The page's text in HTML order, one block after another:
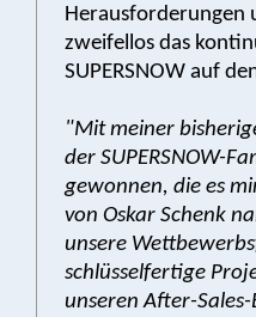
Herausforderungen
zweifellos das
SUPERSNOW auf
"Mit meiner
der SUPERSNOW-
gewonnen, die es
von Oskar Schenk
unsere
schlüsselfertige
unseren After-